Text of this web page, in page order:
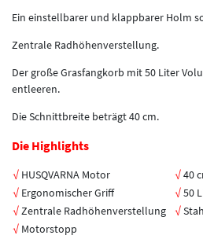
Ein einstellbarer und klappbarer Holm
Zentrale Radhöhenverstellung.
Der große Grasfangkorb mit 50 Liter
entleeren.
Die Schnittbreite beträgt 40 cm.
Die Highlights
√ HUSQVARNA Motor √40
√ Ergonomischer Griff √50
√Zentrale Radhöhenverstellung √
√ Motorstopp